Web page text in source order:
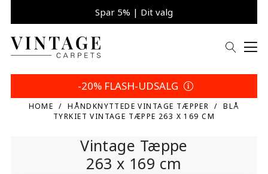
Spar 5% | Dit valg
-20% FLASH-UDSALG
HOME HÅNDKNYTTEDE VINTAGE TÆPPER
BLÅ
TYRKIET VINTAGE TÆPPE 263 X 169 CM
Vintage Tæppe
263 x 169 cm